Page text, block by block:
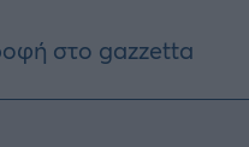
στο gazzetta